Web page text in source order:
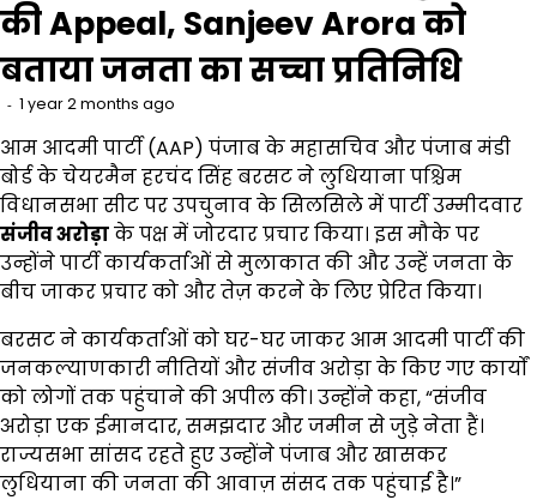
की Appeal, Sanjeev Arora को
बताया जनता का सच्चा प्रतिनिधि
1 year 2 months ago
आम आदमी पार्टी (AAP) पंजाब के महासचिव और पंजाब मंडी
बोर्ड के चेयरमैन हरचंद सिंह बरसट ने लुधियाना पश्चिम
विधानसभा सीट पर उपचुनाव के सिलसिले में पार्टी उम्मीदवार
संजीव अरोड़ाके पक्ष में जोरदार प्रचार किया। इस मौके पर
उन्होंने पार्टी कार्यकर्ताओं से मुलाकात की और उन्हें जनता के
बीच जाकर प्रचार को और तेज़ करने के लिए प्रेरित किया।
बरसट ने कार्यकर्ताओं को घर-घर जाकर आम आदमी पार्टी की
जनकल्याणकारी नीतियों और संजीव अरोड़ा के किए गए कार्यों
को लोगों तक पहुंचाने की अपील की। उन्होंने कहा, “संजीव
अरोड़ा एक ईमानदार, समझदार और जमीन से जुड़े नेता हैं।
राज्यसभा सांसद रहते हुए उन्होंने पंजाब और खासकर
लुधियाना की जनता की आवाज़ संसद तक पहुंचाई है।”